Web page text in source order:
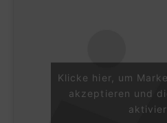
Klicke hier, um
akzeptieren und